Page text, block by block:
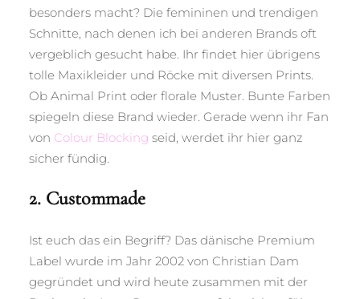
besonders macht? Die femininen und trendigen
Schnitte, nach denen ich bei anderen Brands oft
vergeblich gesucht habe. Ihr findet hier übrigens
tolle Maxikleider und Röcke mit diversen Prints.
Ob Animal Print oder florale Muster. Bunte Farben
spiegeln diese Brand wieder. Gerade wenn ihr Fan
von Colour Blocking seid, werdet ihr hier ganz
sicher fündig.
2. Custommade
Ist euch das ein Begriff? Das dänische Premium
Label wurde im Jahr 2002 von Christian Dam
gegründet und wird heute zusammen mit der